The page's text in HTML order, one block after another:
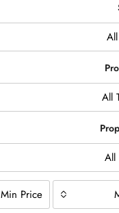
All
All
Min Price